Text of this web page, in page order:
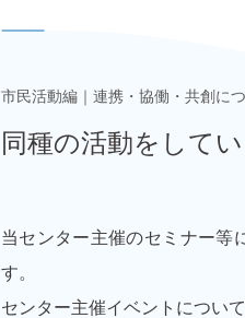
市民活動編 連携・協働・共創に
同種の活動をして
当センター主催のセミナー等
す。
センター主催イベントについて